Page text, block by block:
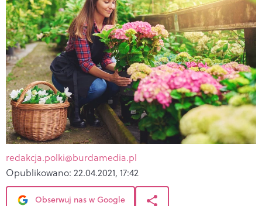
redakcja.polki@burdamedia.pl
Opublikowano: 22.04.2021, 17:42
Obserwuj nas w Google